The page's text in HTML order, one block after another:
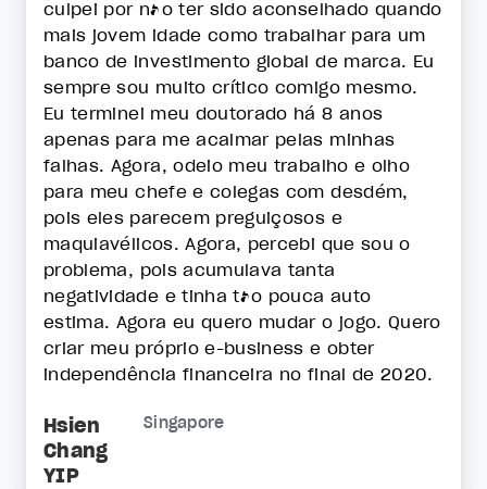
culpei por não ter sido aconselhado quando
mais jovem idade como trabalhar para um
banco de investimento global de marca. Eu
sempre sou muito crítico comigo mesmo.
Eu terminei meu doutorado há 8 anos
apenas para me acalmar pelas minhas
falhas. Agora, odeio meu trabalho e olho
para meu chefe e colegas com desdém,
pois eles parecem preguiçosos e
maquiavélicos. Agora, percebi que sou o
problema, pois acumulava tanta
negatividade e tinha tão pouca auto
estima. Agora eu quero mudar o jogo. Quero
criar meu próprio e-business e obter
independência financeira no final de 2020.
Hsien
Chang
YIP
Singapore